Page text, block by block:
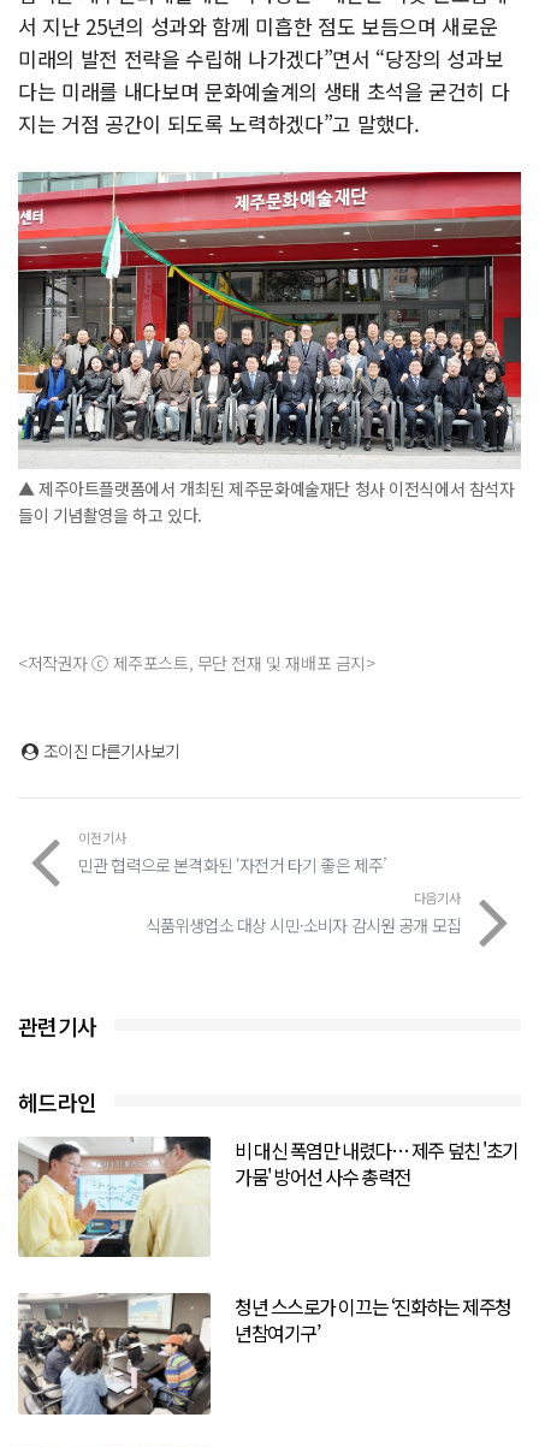
서 지난 25년의 성과와 함께 미흡한 점도 보듬으며 새로운
미래의 발전 전략을 수립해 나가겠다”면서 “당장의 성과보
다는 미래를 내다보며 문화예술계의 생태 초석을 굳건히 다
지는 거점 공간이 되도록 노력하겠다”고 말했다.
▲ 제주아트플랫폼에서 개최된 제주문화예술재단 청사 이전식에서 참석자
들이 기념촬영을 하고 있다.
<저작권자 ⓒ 제주포스트, 무단 전재 및 재배포 금지>
조이진 다른기사보기
이전기사
민관 협력으로 본격화된 ‘자전거 타기 좋은 제주’
다음기사
식품위생업소 대상 시민·소비자 감시원 공개 모집
관련기사
헤드라인
비 대신 폭염만 내렸다… 제주 덮친 '초기
가뭄' 방어선 사수 총력전
청년 스스로가 이끄는 ‘진화하는 제주청
년참여기구’